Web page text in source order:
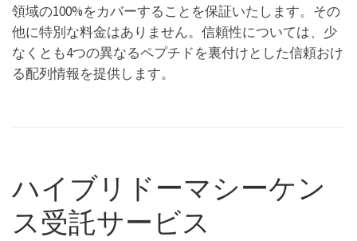
領域の100%をカバーすることを保証いたします。その
他に特別な料金はありません。信頼性については、少
なくとも4つの異なるペプチドを裏付けとした信頼おけ
る配列情報を提供します。
ハイブリドーマシーケン
ス受託サービス